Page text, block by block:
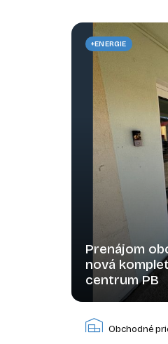
+ENERGIE
Prenájom
nová
centrum PB
Obchodné